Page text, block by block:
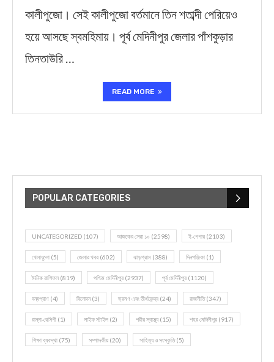
কালীপুজো। সেই কালীপুজো বর্তমানে তিন শতাব্দী পেরিয়েও
হয়ে আসছে স্বমহিমায়। পূর্ব মেদিনীপুর জেলার পাঁশকুড়ার
তিনতাউরি …
READ MORE
POPULAR CATEGORIES
UNCATEGORIZED (107) আজকের সেরা ১০ (2598) ই-পেপার (2103)
খেলাধূলো (5) জেলার খবর (602) ঝাড়গ্রাম (388) দিনপঞ্জিকা (1)
দৈনিক রাশিফল (819) পশ্চিম মেদিনীপুর (2937) পূর্ব মেদিনীপুর (1120)
বন্যপ্রাণ (4) বিনোদন(3) ভ্রমণ এবং তীর্থকেন্দ্র (24) রাজনীতি(347)
রান্না-রেসিপী (1) লাইফ স্টাইল (2) শরীর স্বাস্থ্য (15) শহর মেদিনীপুর (917)
শিক্ষা ব্যবস্থা (75) সম্পাদকীয় (20) সাহিত্য ও সংস্কৃতি(5)